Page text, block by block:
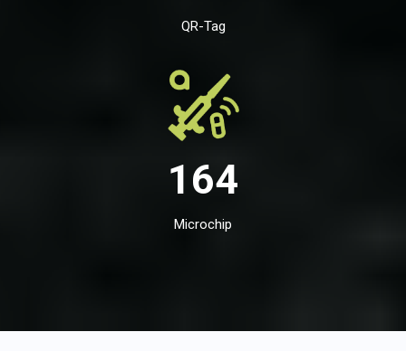
QR-Tag
164
Microchip